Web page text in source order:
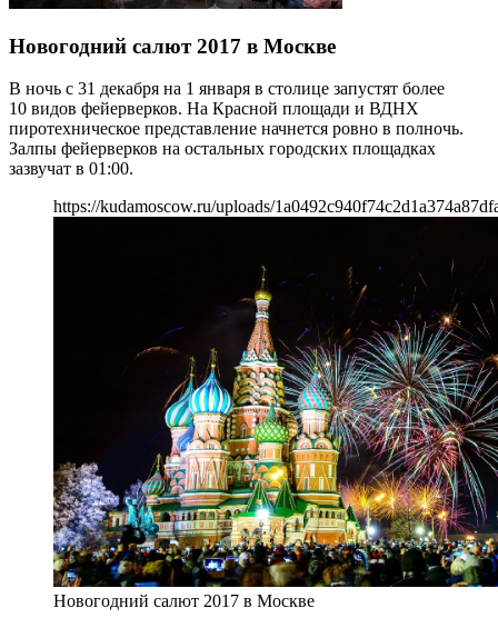
Новогодний салют 2017 в Москве
В ночь с 31 декабря на 1 января в столице запустят более
10 видов фейерверков. На Красной площади и ВДНХ
пиротехническое представление начнется ровно в полночь.
Залпы фейерверков на остальных городских площадках
зазвучат в 01:00.
https://kudamoscow.ru/uploads/
Новогодний салют 2017 в Москве